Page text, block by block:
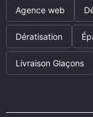
Agence web
Dératisation
Livraison Glaçons